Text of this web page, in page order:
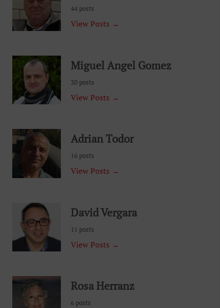
44 posts
View Posts →
Miguel Angel Gomez
30 posts
View Posts →
Adrian Todor
16 posts
View Posts →
David Vergara
11 posts
View Posts →
Rosa Herranz
6 posts